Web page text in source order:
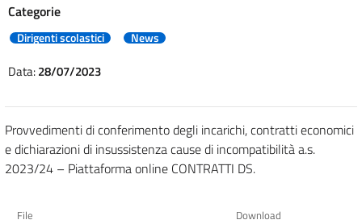
Categorie
Dirigenti scolastici News
Data:28/07/2023
Provvedimenti di conferimento degli incarichi, contratti economici
e dichiarazioni di insussistenza cause di incompatibilità a.s.
2023/24 – Piattaforma online CONTRATTI DS.
File Download